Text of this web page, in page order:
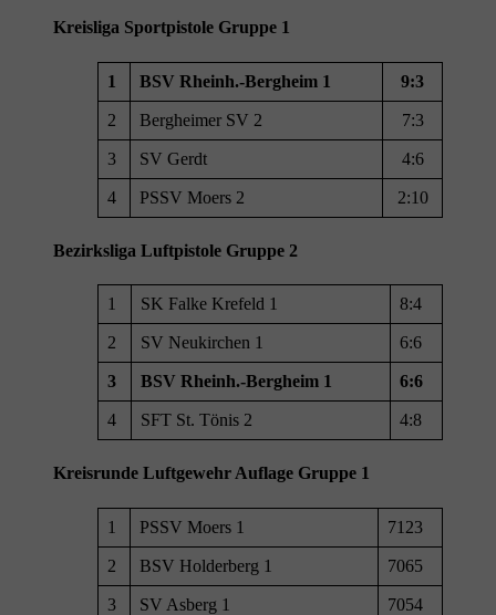
Kreisliga Sportpistole Gruppe 1
1 BSV Rheinh.-Bergheim 1 9:3
2 Bergheimer SV 2 7:3
3 SV Gerdt 4:6
4 PSSV Moers 2 2:10
Bezirksliga Luftpistole Gruppe 2
1 SK Falke Krefeld 1 8:4
2 SV Neukirchen 1 6:6
3 BSV Rheinh.-Bergheim 1 6:6
4 SFT St. Tönis 2 4:8
Kreisrunde Luftgewehr Auflage Gruppe 1
1 PSSV Moers 1 7123
2 BSV Holderberg 1 7065
3 SV Asberg 1 7054